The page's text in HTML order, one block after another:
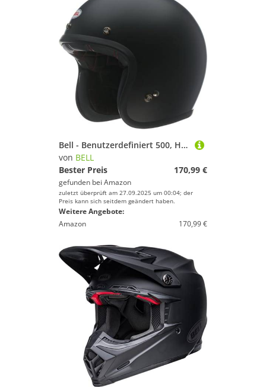
Bell - Benutzerdefiniert 500, Helme, Street, Matt Schwarz, S
von BELL
Bester Preis
170,99 €
gefunden bei Amazon
zuletzt überprüft am 27.09.2025 um 00:04; der
Preis kann sich seitdem geändert haben.
Weitere Angebote:
Amazon
170,99 €